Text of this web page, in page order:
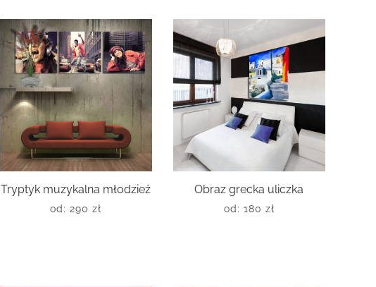
Tryptyk muzykalna młodzież
od: 290zł
Obraz grecka uliczka
od: 180 zł